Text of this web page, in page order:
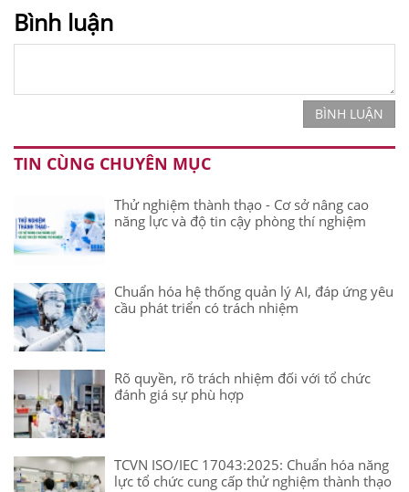
Bình luận
BÌNH LUẬN
TIN CÙNG CHUYÊN MỤC
Thử nghiệm thành thạo - Cơ sở nâng cao
năng lực và độ tin cậy phòng thí nghiệm
Chuẩn hóa hệ thống quản lý AI, đáp ứng yêu
cầu phát triển có trách nhiệm
Rõ quyền, rõ trách nhiệm đối với tổ chức
đánh giá sự phù hợp
TCVN ISO/IEC 17043:2025: Chuẩn hóa năng
lực tổ chức cung cấp thử nghiệm thành thạo